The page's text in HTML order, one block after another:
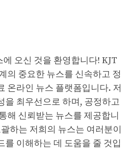
오신 것을 환영합니다! KJT
의 중요한 뉴스를 신속하고 정
온라인 뉴스 플랫폼입니다. 저
을 최우선으로 하며, 공정하고
해 신뢰받는 뉴스를 제공합니
하는 저희의 뉴스는 여러분이
를 이해하는 데 도움을 줄 것입